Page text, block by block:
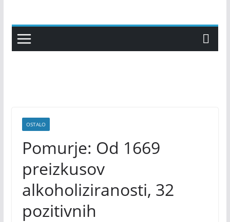
content
OSTALO
Pomurje: Od 1669
preizkusov
alkoholiziranosti, 32
pozitivnih